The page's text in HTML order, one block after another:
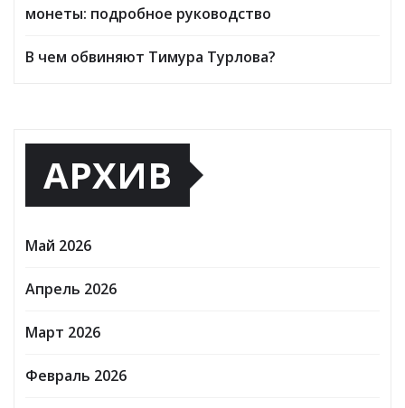
монеты: подробное руководство
В чем обвиняют Тимура Турлова?
АРХИВ
Май 2026
Апрель 2026
Март 2026
Февраль 2026